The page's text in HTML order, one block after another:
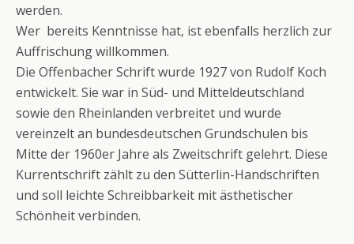
werden.
Wer bereits Kenntnisse hat, ist ebenfalls herzlich zur
Auffrischung willkommen.
Die Offenbacher Schrift wurde 1927 von Rudolf Koch
entwickelt. Sie war in Süd- und Mitteldeutschland
sowie den Rheinlanden verbreitet und wurde
vereinzelt an bundesdeutschen Grundschulen bis
Mitte der 1960er Jahre als Zweitschrift gelehrt. Diese
Kurrentschrift zählt zu den Sütterlin-Handschriften
und soll leichte Schreibbarkeit mit ästhetischer
Schönheit verbinden.